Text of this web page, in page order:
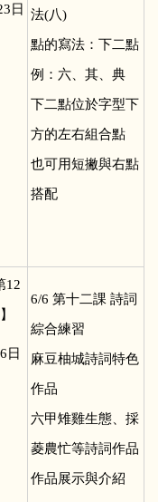
日 法(八)
點的寫法：下二點
例：六、其、典
下二點位於字型下
方的左右組合點
也可用短撇與右點
搭配
12
日
6/6 第十二課 詩詞
綜合練習
麻豆柚城詩詞特色
作品
六甲雉雞生態、採
菱農忙等詩詞作品
作品展示與介紹